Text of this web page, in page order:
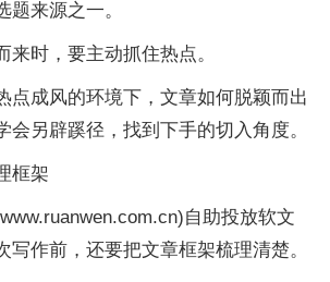
题来源之一。
来时，要主动抓住热点。
点成风的环境下，文章如何脱颖而出
会另辟蹊径，找到下手的切入角度。
框架
自助投放软文
写作前，还要把文章框架梳理清楚。